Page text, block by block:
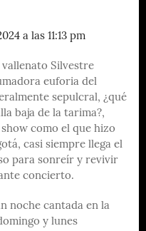
a las 11:13 pm
Silvestre
euforia del
sepulcral, ¿qué
baja de la tarima?,
como el que hizo
casi siempre llega el
para sonreír y revivir
concierto.
noche cantada en la
y lunes